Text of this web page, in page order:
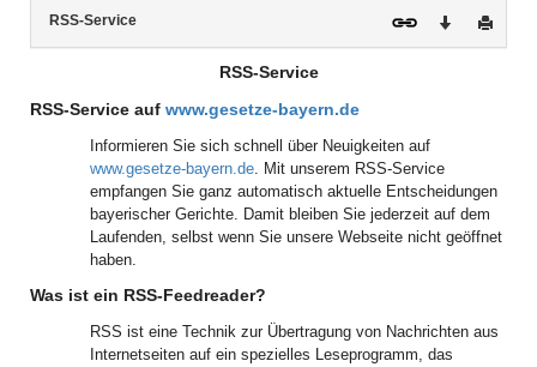
Inhalt
RSS-Service Download
RSS-Service
RSS-Service auf www.gesetze-bayern.de
Informieren Sie sich schnell über Neuigkeiten auf
www.gesetze-bayern.de. Mit unserem RSS-Service
empfangen Sie ganz automatisch aktuelle Entscheidungen
bayerischer Gerichte. Damit bleiben Sie jederzeit auf dem
Laufenden, selbst wenn Sie unsere Webseite nicht geöffnet
haben.
Was ist ein RSS-Feedreader?
RSS ist eine Technik zur Übertragung von Nachrichten aus
Internetseiten auf ein spezielles Leseprogramm, das